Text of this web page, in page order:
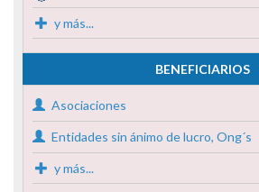
y más...
BENEFICIARIOS
Asociaciones
Entidades sin ánimo de lucro, Ong´s
y más...